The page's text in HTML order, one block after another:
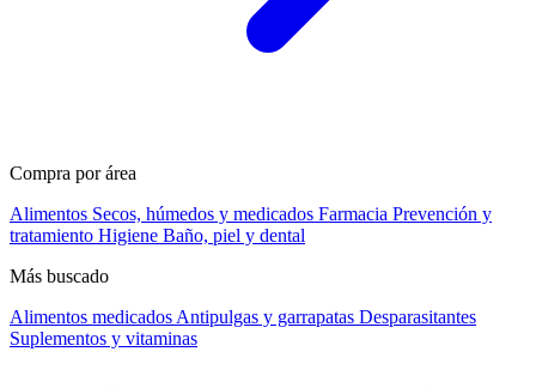
Compra por área
Alimentos Secos, húmedos y medicados Farmacia Prevención y
tratamiento Higiene Baño, piel y dental
Más buscado
Alimentos medicados Antipulgas y garrapatas Desparasitantes
Suplementos y vitaminas